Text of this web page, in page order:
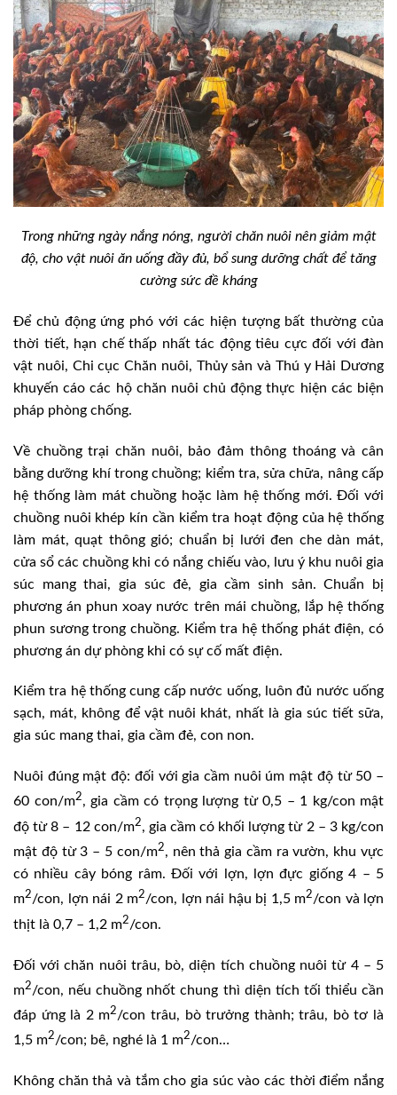
Trong những ngày nắng nóng, người chăn nuôi nên giảm mật
độ, cho vật nuôi ăn uống đầy đủ, bổ sung dưỡng chất để tăng
cường sức đề kháng
Để chủ động ứng phó với các hiện tượng bất thường của
thời tiết, hạn chế thấp nhất tác động tiêu cực đối với đàn
vật nuôi, Chi cục Chăn nuôi, Thủy sản và Thú y Hải Dương
khuyến cáo các hộ chăn nuôi chủ động thực hiện các biện
pháp phòng chống.
Về chuồng trại chăn nuôi, bảo đảm thông thoáng và cân
bằng dưỡng khí trong chuồng; kiểm tra, sửa chữa, nâng cấp
hệ thống làm mát chuồng hoặc làm hệ thống mới. Đối với
chuồng nuôi khép kín cần kiểm tra hoạt động của hệ thống
làm mát, quạt thông gió; chuẩn bị lưới đen che dàn mát,
cửa sổ các chuồng khi có nắng chiếu vào, lưu ý khu nuôi gia
súc mang thai, gia súc đẻ, gia cầm sinh sản. Chuẩn bị
phương án phun xoay nước trên mái chuồng, lắp hệ thống
phun sương trong chuồng. Kiểm tra hệ thống phát điện, có
phương án dự phòng khi có sự cố mất điện.
Kiểm tra hệ thống cung cấp nước uống, luôn đủ nước uống
sạch, mát, không để vật nuôi khát, nhất là gia súc tiết sữa,
gia súc mang thai, gia cầm đẻ, con non.
Nuôi đúng mật độ: đối với gia cầm nuôi úm mật độ từ 50 –
60 con/m2, gia cầm có trọng lượng từ 0,5 – 1 kg/con mật
độ từ 8 – 12 con/m2, gia cầm có khối lượng từ 2 – 3 kg/con
mật độ từ 3 – 5 con/m2, nên thả gia cầm ra vườn, khu vực
có nhiều cây bóng râm. Đối với lợn, lợn đực giống 4 – 5
m2/con, lợn nái 2 m2/con, lợn nái hậu bị 1,5 m2/con và lợn
thịt là 0,7 – 1,2 m2/con.
Đối với chăn nuôi trâu, bò, diện tích chuồng nuôi từ 4 – 5
m2/con, nếu chuồng nhốt chung thì diện tích tối thiểu cần
đáp ứng là 2 m2/con trâu, bò trưởng thành; trâu, bò tơ là
1,5 m2/con; bê, nghé là 1 m2/con…
Không chăn thả và tắm cho gia súc vào các thời điểm nắng